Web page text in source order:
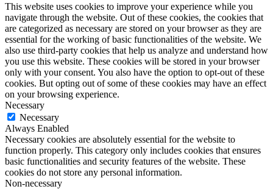
This website uses cookies to improve your experience while you
navigate through the website. Out of these cookies, the cookies that
are categorized as necessary are stored on your browser as they are
essential for the working of basic functionalities of the website. We
also use third-party cookies that help us analyze and understand how
you use this website. These cookies will be stored in your browser
only with your consent. You also have the option to opt-out of these
cookies. But opting out of some of these cookies may have an effect
on your browsing experience.
Necessary
Necessary
Always Enabled
Necessary cookies are absolutely essential for the website to
function properly. This category only includes cookies that ensures
basic functionalities and security features of the website. These
cookies do not store any personal information.
Non-necessary